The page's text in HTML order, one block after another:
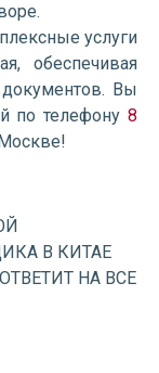
услуги
обеспечивая
Вы
по телефону 8
В КИТАЕ
НА ВСЕ